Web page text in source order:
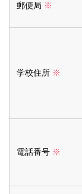
郵便局 ※
学校住所 ※
電話番号 ※